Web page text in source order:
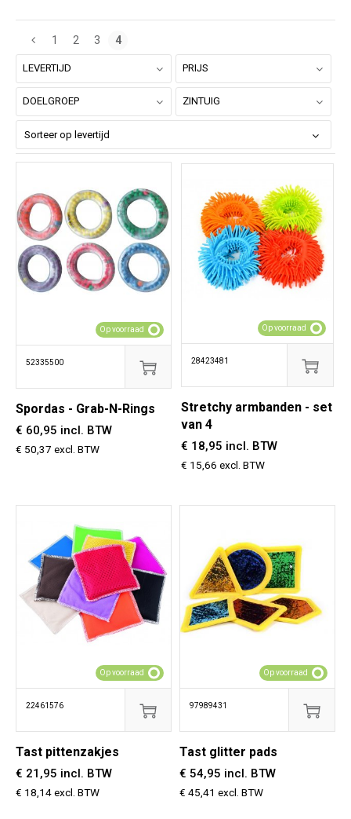
1 2 3 4
LEVERTIJD PRIJS
DOELGROEP ZINTUIG
52335500
Op voorraad
Spordas - Grab-N-Rings
€ 60,95 incl. BTW
€ 50,37 excl. BTW
28423481
Op voorraad
Stretchy armbanden - set
van 4
€ 18,95 incl. BTW
€ 15,66 excl. BTW
22461576
Op voorraad
Tast pittenzakjes
€ 21,95 incl. BTW
€ 18,14 excl. BTW
97989431
Op voorraad
Tast glitter pads
€ 54,95 incl. BTW
€ 45,41 excl. BTW